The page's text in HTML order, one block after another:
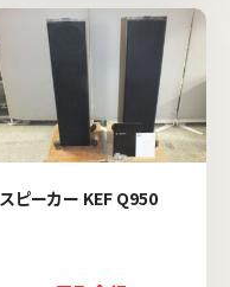
スピーカー KEF Q950